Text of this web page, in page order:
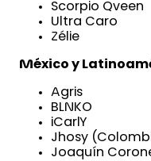
Scorpio Qveen
Ultra Caro
Zélie
México y
Agris
BLNKO
iCarlY
Jhosy
Joaquín